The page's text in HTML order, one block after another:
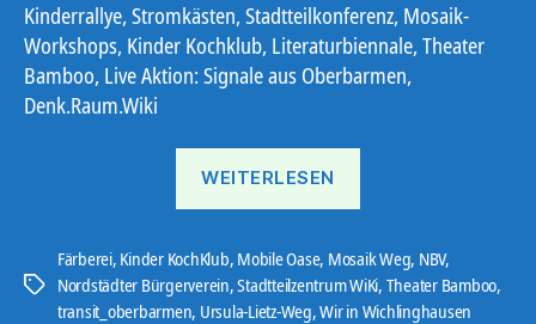
Kinderrallye, Stromkästen, Stadtteilkonferenz, Mosaik-
Workshops, Kinder Kochklub, Literaturbiennale, Theater
Bamboo, Live Aktion: Signale aus Oberbarmen,
Denk.Raum.Wiki
WEITERLESEN
Schlagwörter
Färberei, Kinder KochKlub, Mobile Oase, Mosaik Weg, NBV,
Nordstädter Bürgerverein,Stadtteilzentrum WiKi, Theater Bamboo,
transit_oberbarmen, Ursula-Lietz-Weg,Wir in Wichlinghausen